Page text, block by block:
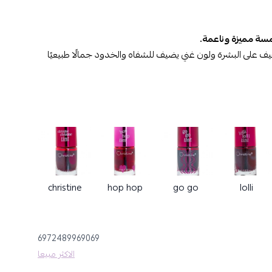
مميزة وناعمة.
على البشرة ولون غني يضيف للشفاه والخدود جمالًا طبيعيًا
إلى تعديل.
والدمج.
متألق.
بشرتك ترطيبًا ونضارة.
lolli
go go
hop hop
christine
6972489969069
الاكثر مبيعا